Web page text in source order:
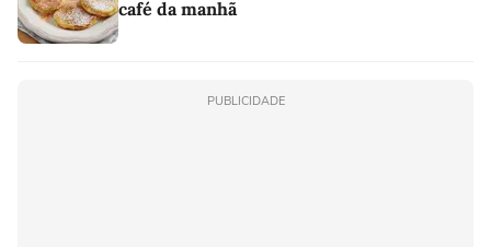
café da manhã
PUBLICIDADE